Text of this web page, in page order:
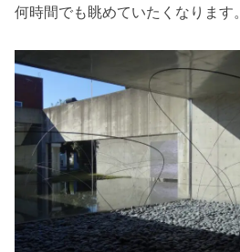
何時間でも眺めていたくなります。